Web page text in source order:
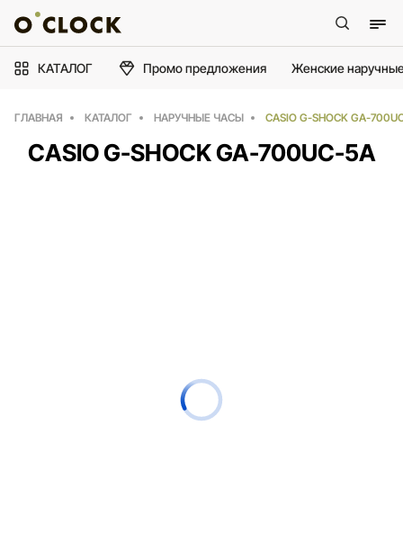
КАТАЛОГ Промо предложения Женские
ГЛАВНАЯ КАТАЛОГ НАРУЧНЫЕ ЧАСЫ CASIO G-SHOCK GA-
CASIO G-SHOCK GA-700UC-5A